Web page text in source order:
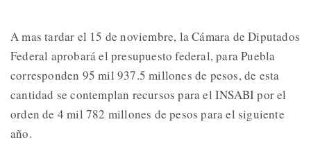
A mas tardar el 15 de noviembre, la Cámara de Diputados
Federal aprobará el presupuesto federal, para Puebla
corresponden 95 mil 937.5 millones de pesos, de esta
cantidad se contemplan recursos para el INSABI por el
orden de 4 mil 782 millones de pesos para el siguiente
año.